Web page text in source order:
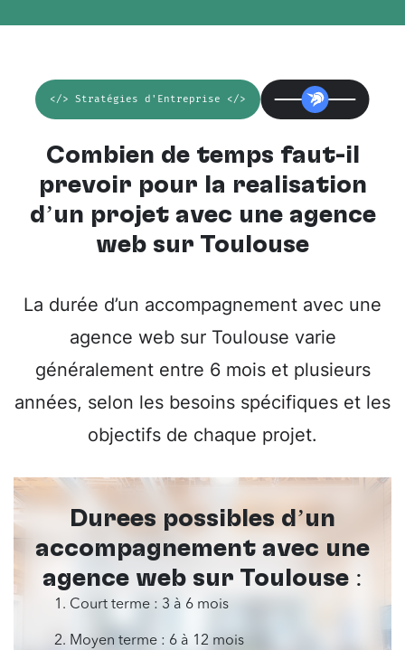
</> Stratégies d'Entreprise </>
Combien de temps faut-il
prévoir pour la réalisation
d’un projet avec une agence
web sur Toulouse
La durée d’un accompagnement avec une
agence web sur Toulouse varie
généralement entre 6 mois et plusieurs
années, selon les besoins spécifiques et les
objectifs de chaque projet.
Durées possibles d’un
accompagnement avec une
agence web sur Toulouse :
1. Court terme : 3 à 6 mois
2. Moyen terme : 6 à 12 mois